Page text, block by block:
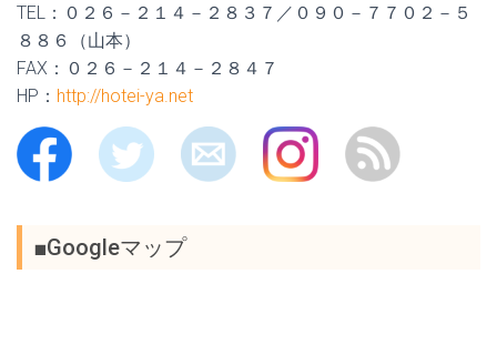
TEL：０２６－２１４－２８３７／０９０－７７０２－５
８８６（山本）
FAX：０２６－２１４－２８４７
HP： http://hotei-ya.net
■Googleマップ